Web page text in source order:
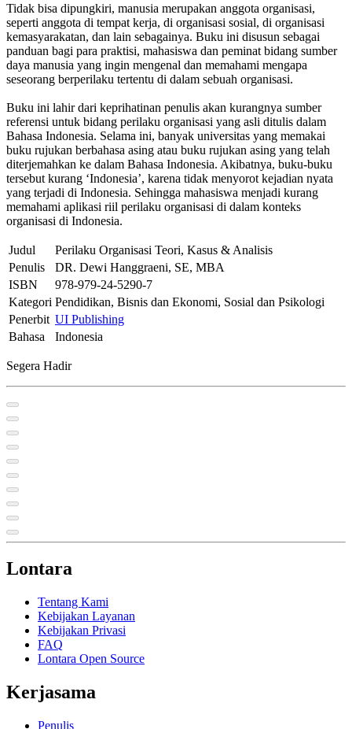
Tidak bisa dipungkiri, manusia merupakan anggota organisasi,
seperti anggota di tempat kerja, di organisasi sosial, di organisasi
kemasyarakatan, dan lain sebagainya. Buku ini disusun sebagai
panduan bagi para praktisi, mahasiswa dan peminat bidang sumber
daya manusia yang ingin mengenal dan memahami mengapa
seseorang berperilaku tertentu di dalam sebuah organisasi.
Buku ini lahir dari keprihatinan penulis akan kurangnya sumber
referensi untuk bidang perilaku organisasi yang asli ditulis dalam
Bahasa Indonesia. Selama ini, banyak universitas yang memakai
buku rujukan berbahasa asing atau buku rujukan asing yang telah
diterjemahkan ke dalam Bahasa Indonesia. Akibatnya, buku-buku
tersebut kurang ‘Indonesia’, karena tidak menyorot kejadian nyata
yang terjadi di Indonesia. Sehingga mahasiswa menjadi kurang
memahami aplikasi riil perilaku organisasi di dalam konteks
organisasi di Indonesia.
Judul
Perilaku Organisasi Teori, Kasus & Analisis
Penulis
DR. Dewi Hanggraeni, SE, MBA
ISBN
978-979-24-5290-7
Kategori Pendidikan, Bisnis dan Ekonomi, Sosial dan Psikologi
Penerbit UI Publishing
Bahasa
Indonesia
Segera Hadir
Lontara
Tentang Kami
Kebijakan Layanan
Kebijakan Privasi
FAQ
Lontara Open Source
Kerjasama
Penulis